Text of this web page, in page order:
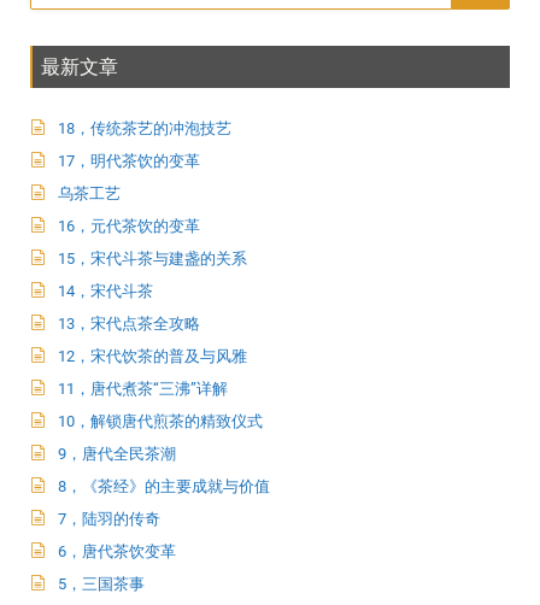
最新文章
18，传统茶艺的冲泡技艺
17，明代茶饮的变革
乌茶工艺
16，元代茶饮的变革
15，宋代斗茶与建盏的关系
14，宋代斗茶
13，宋代点茶全攻略
12，宋代饮茶的普及与风雅
11，唐代煮茶“三沸”详解
10，解锁唐代煎茶的精致仪式
9，唐代全民茶潮
8，《茶经》的主要成就与价值
7，陆羽的传奇
6，唐代茶饮变革
5，三国茶事